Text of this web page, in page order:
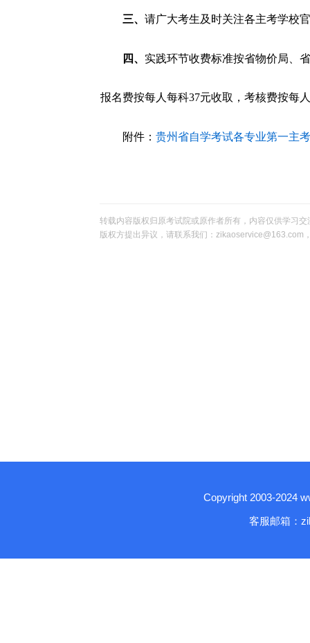
三、 请广大考生及时关注各主考学校
四、 实践环节收费标准按省物价局、
报名费按每人每科37元收取，考核费按每
附件： 贵州省自学考试各专业第一主
转载内容版权归原考试院或原作者所有，内容仅供学习
版权方提出异议，请联系我们：zikaoservice@163.com
Copyright 2003-2024
客服邮箱：